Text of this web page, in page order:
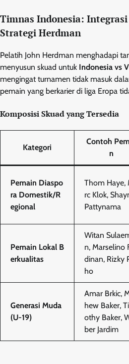
Timnas Indonesia:
Strategi Herdman
Pelatih John Herdman menghadapi
menyusun skuad untuk Indonesia vs
mengingat turnamen tidak masuk
pemain yang berkarier di liga Eropa
Komposisi Skuad yang Tersedia
Kategori
Contoh
n
Pemain Diaspo
ra Domestik/R
egional
Thom Haye,
rc Klok,
Pattynama
Pemain Lokal B
erkualitas
Witan
n, Marselino
dinan, Rizky
ho
Generasi Muda
(U-19)
Amar Brkic,
hew Baker,
othy Baker,
ber Jardim